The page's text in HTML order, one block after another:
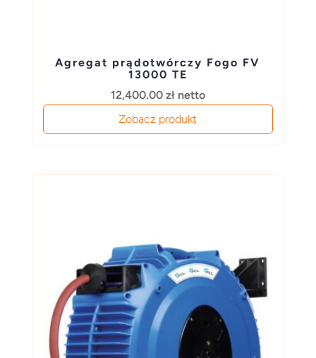
Agregat prądotwórczy Fogo FV
13000 TE
12,400.00 zł netto
Zobacz produkt